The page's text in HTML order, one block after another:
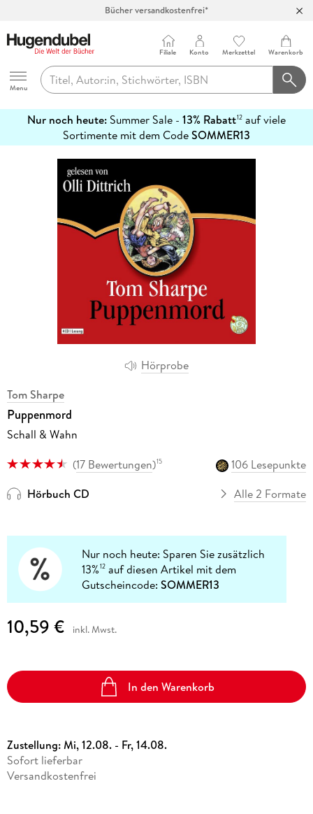
Bücher versandkostenfrei*
Abholung in über 100 Filialen
Hugendubel
Menu
Filiale Konto Merkzettel Warenkorb
Nur noch heute: Summer Sale - 13% Rabatt12 auf viele
Sortimente mit dem CodeSOMMER13
erfahren
Hörprobe
Tom Sharpe
Puppenmord
Schall & Wahn
(17 Bewertungen)15
106 Lesepunkte
Hörbuch CD
Alle 2 Formate
Nur noch heute: Sparen Sie zusätzlich
13%12 auf diesen Artikel mit dem
Gutscheincode:SOMMER13
10,59 € inkl. Mwst.
In den Warenkorb
Zustellung:Mi, 12.08. - Fr, 14.08.
Sofort lieferbar
Versandkostenfrei